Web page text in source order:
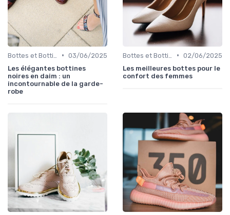
• 03/06/2025
Les élégantes bottines
noires en daim : un
incontournable de la garde-
robe
• 02/06/2025
Les meilleures bottes pour le
confort des femmes